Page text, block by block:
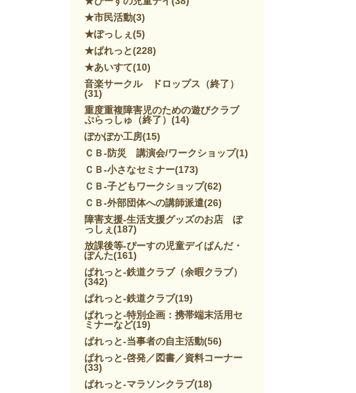
★市民活動(3)
★ぽっしぇ (5)
★ぱれっと(228)
★あいすて(10)
音楽サークル ドロップス（終了）
(31)
重度重複障害児のための遊びクラブ
ぷらっしゅ（終了） (14)
ぽかぽか工房(15)
ＣＢ-防災 講演会/ワークショップ(1)
ＣＢ-小さなセミナー(173)
ＣＢ-子どもワークショップ(62)
ＣＢ-外部団体への講師派遣(26)
障害支援-生活支援グッズのお店 ぽ
っしぇ (187)
放課後等-ぴーすの児童デイぱんだ・
ぽんた(161)
ぱれっと-鉄道クラブ（余暇クラブ）
(342)
ぱれっと-鉄道クラブ(19)
ぱれっと-特別企画：携帯端末活用セ
ミナーなど(19)
ぱれっと-当事者の自主活動(56)
ぱれっと-啓発／図書／資料コーナー
(33)
ぱれっと-マラソンクラブ(18)